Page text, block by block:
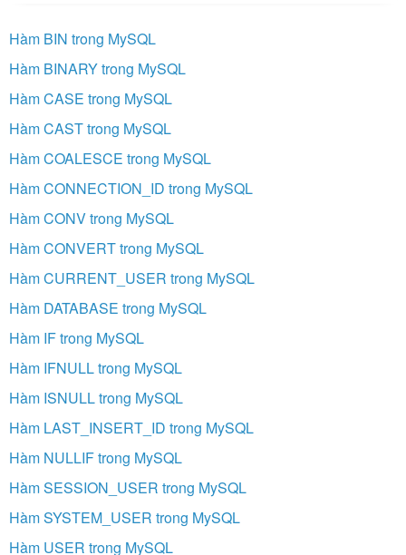
Hàm BIN trong MySQL
Hàm BINARY trong MySQL
Hàm CASE trong MySQL
Hàm CAST trong MySQL
Hàm COALESCE trong MySQL
Hàm CONNECTION_ID trong MySQL
Hàm CONV trong MySQL
Hàm CONVERT trong MySQL
Hàm CURRENT_USER trong MySQL
Hàm DATABASE trong MySQL
Hàm IF trong MySQL
Hàm IFNULL trong MySQL
Hàm ISNULL trong MySQL
Hàm LAST_INSERT_ID trong MySQL
Hàm NULLIF trong MySQL
Hàm SESSION_USER trong MySQL
Hàm SYSTEM_USER trong MySQL
Hàm USER trong MySQL